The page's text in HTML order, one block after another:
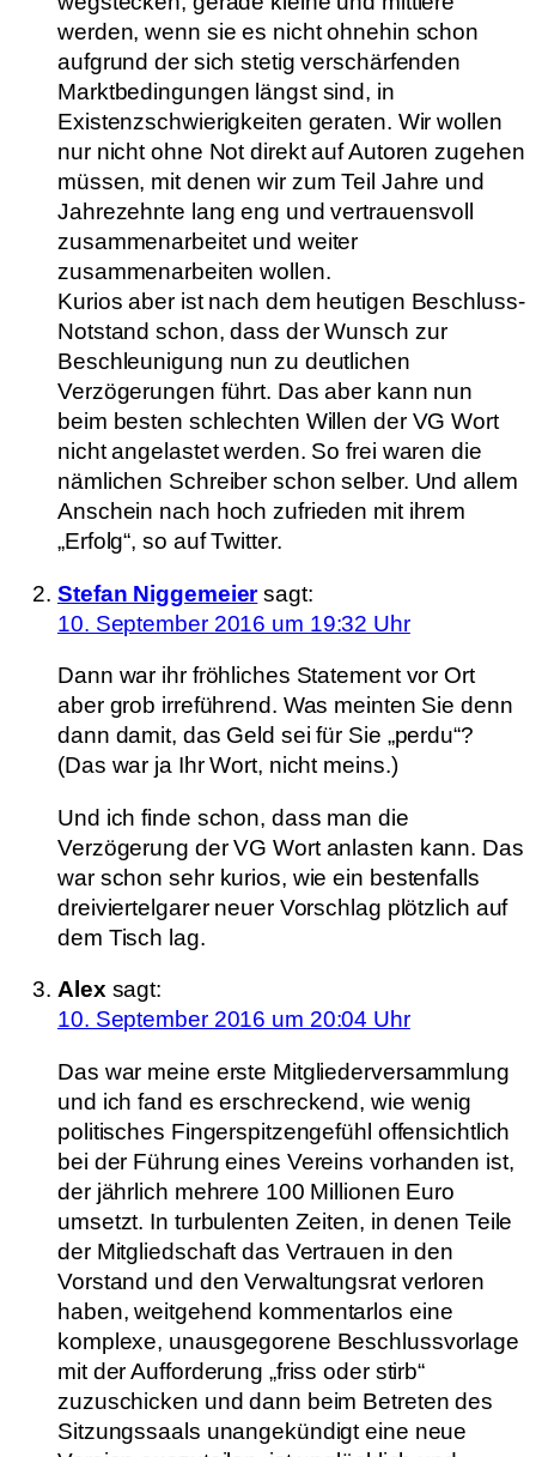
werden, wenn sie es nicht ohnehin schon
aufgrund der sich stetig verschärfenden
Marktbedingungen längst sind, in
Existenzschwierigkeiten geraten. Wir wollen
nur nicht ohne Not direkt auf Autoren zugehen
müssen, mit denen wir zum Teil Jahre und
Jahrezehnte lang eng und vertrauensvoll
zusammenarbeitet und weiter
zusammenarbeiten wollen.
Kurios aber ist nach dem heutigen Beschluss-
Notstand schon, dass der Wunsch zur
Beschleunigung nun zu deutlichen
Verzögerungen führt. Das aber kann nun
beim besten schlechten Willen der VG Wort
nicht angelastet werden. So frei waren die
nämlichen Schreiber schon selber. Und allem
Anschein nach hoch zufrieden mit ihrem
„Erfolg“, so auf Twitter.
Stefan Niggemeier sagt:
10. September 2016 um 19:32 Uhr
Dann war ihr fröhliches Statement vor Ort
aber grob irreführend. Was meinten Sie denn
dann damit, das Geld sei für Sie „perdu“?
(Das war ja Ihr Wort, nicht meins.)
Und ich finde schon, dass man die
Verzögerung der VG Wort anlasten kann. Das
war schon sehr kurios, wie ein bestenfalls
dreiviertelgarer neuer Vorschlag plötzlich auf
dem Tisch lag.
Alex sagt:
10. September 2016 um 20:04 Uhr
Das war meine erste Mitgliederversammlung
und ich fand es erschreckend, wie wenig
politisches Fingerspitzengefühl offensichtlich
bei der Führung eines Vereins vorhanden ist,
der jährlich mehrere 100 Millionen Euro
umsetzt. In turbulenten Zeiten, in denen Teile
der Mitgliedschaft das Vertrauen in den
Vorstand und den Verwaltungsrat verloren
haben, weitgehend kommentarlos eine
komplexe, unausgegorene Beschlussvorlage
mit der Aufforderung „friss oder stirb“
zuzuschicken und dann beim Betreten des
Sitzungssaals unangekündigt eine neue